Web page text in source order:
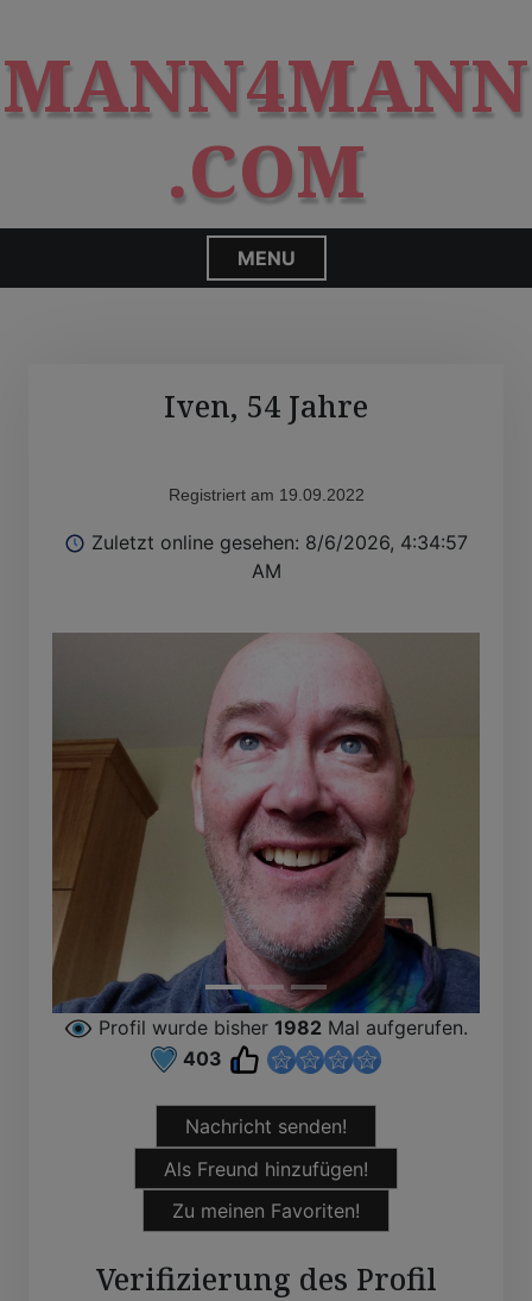
i
p
o
c
n
t
MANN4MANN
.COM
MENU
Iven, 54 Jahre
Registriert am 19.09.2022
Zuletzt online gesehen: 8/6/2026, 4:34:57
AM
Profil wurde bisher 1982 Mal aufgerufen.
403
Nachricht senden!
Als Freund hinzufügen!
Zu meinen Favoriten!
Verifizierung des Profil